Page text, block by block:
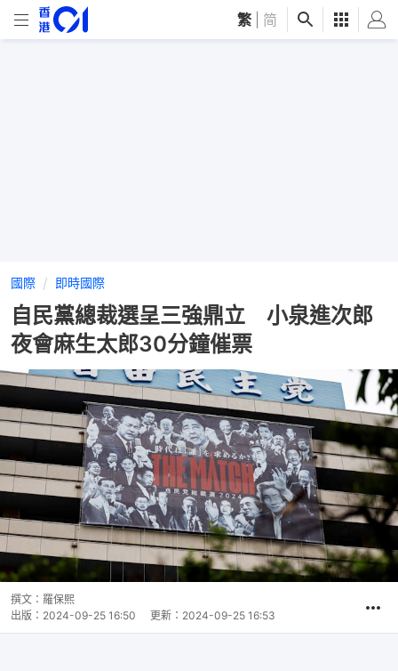
繁 简
國際 即時國際
自民黨總裁選呈三強鼎立 小泉進次郎
夜會麻生太郎30分鐘催票
撰文： 羅保熙
出版： 2024-09-25 16:50 更新： 2024-09-25 16:53